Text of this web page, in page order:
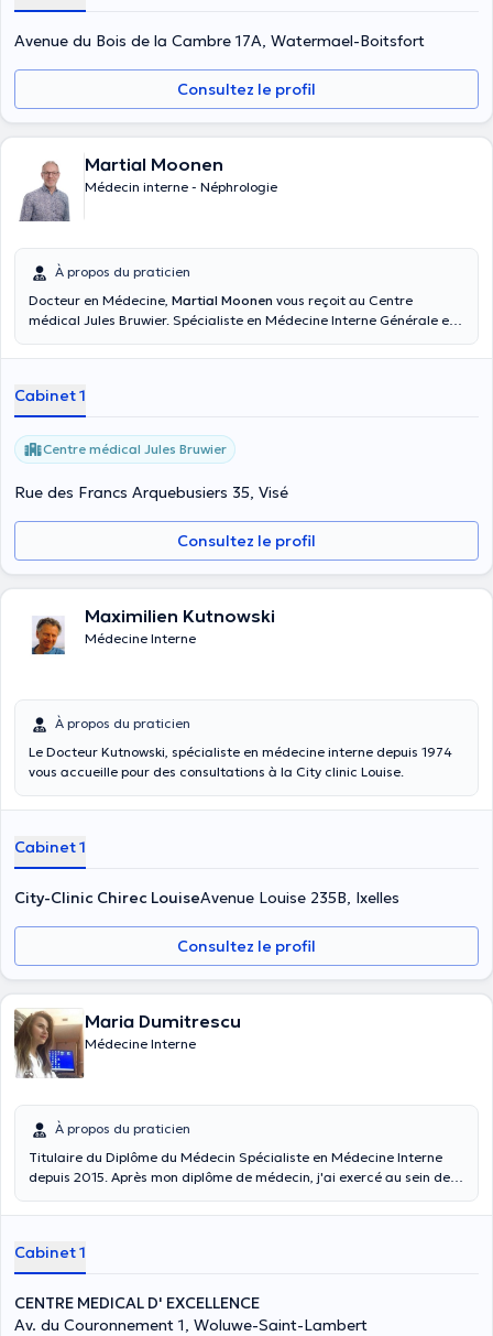
des troubles ioniques et du métabolisme phospho-calcique. Je
travaille depuis 2018 au sein de l'équipe de médecine interne des
Centre Hospitaliers de Jolimont. J'ai acquis récemment une
compétence particulière en nutrition clinique et en manifestation
dermatologique des maladies systémiques.
Avenue du Bois de la Cambre 17A, Watermael-Boitsfort
Consultez le profil
Martial Moonen
Médecin interne - Néphrologie
À propos du praticien
Docteur en Médecine, Martial Moonen vous reçoit au Centre
médical Jules Bruwier. Spécialiste en Médecine Interne Générale et
Cabinet 1
Centre médical Jules Bruwier
Rue des Francs Arquebusiers 35, Visé
Consultez le profil
Maximilien Kutnowski
Médecine Interne
À propos du praticien
Le Docteur Kutnowski, spécialiste en médecine interne depuis 1974
vous accueille pour des consultations à la City clinic Louise.
Cabinet 1
City-Clinic Chirec LouiseAvenue Louise 235B, Ixelles
Consultez le profil
Maria Dumitrescu
Médecine Interne
À propos du praticien
Titulaire du Diplôme du Médecin Spécialiste en Médecine Interne
depuis 2015. Après mon diplôme de médecin, j'ai exercé au sein de
Gériatrie en tant que médecin d' etage. ( Saint Joseph -Hôpital de
Medicine Interne à CHIREC à l' Hôpital de Braine l Alleud . Je finis
actuellement mon derniere année dans la deuxième spécilaité en
Gériatrie.
Cabinet 1
CENTRE MEDICAL D' EXCELLENCE
Av. du Couronnement 1, Woluwe-Saint-Lambert